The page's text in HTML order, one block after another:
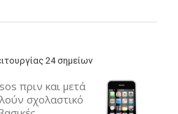
24 σημείων
πριν και μετά
σχολαστικό